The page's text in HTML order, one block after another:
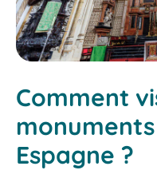
Comment
Espagne ?